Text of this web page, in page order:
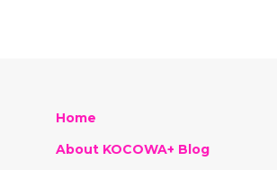
Home
About KOCOWA+ Blog